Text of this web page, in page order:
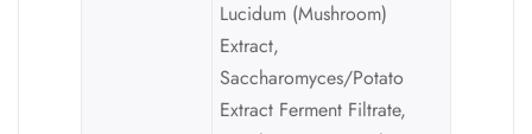
Lucidum (Mushroom)
Extract,
Saccharomyces/Potato
Extract Ferment Filtrate,